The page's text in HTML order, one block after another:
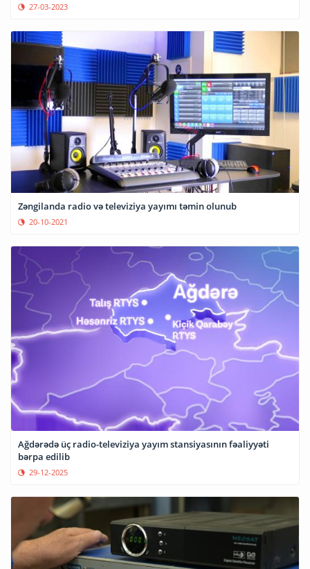
27-03-2023
Zəngilanda radio və televiziya yayımı təmin olunub
20-10-2021
Ağdərədə üç radio-televiziya yayım stansiyasının fəaliyyəti
bərpa edilib
29-12-2025